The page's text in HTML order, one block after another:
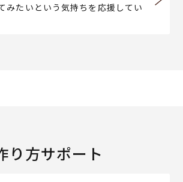
みたいという気持ちを応援してい
り方サポート